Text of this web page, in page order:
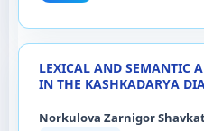
LEXICAL AND SEMANTIC
IN THE KASHKADARYA
Norkulova Zarnigor